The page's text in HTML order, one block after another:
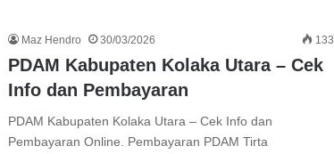
Maz Hendro 30/03/2026 133
PDAM Kabupaten Kolaka Utara – Cek
Info dan Pembayaran
PDAM Kabupaten Kolaka Utara – Cek Info dan
Pembayaran Online. Pembayaran PDAM Tirta